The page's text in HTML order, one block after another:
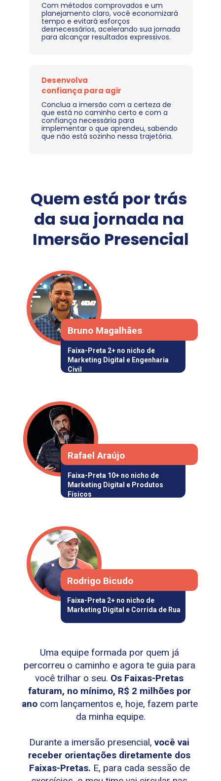
Desenvolva
confiança para agir
Conclua a imersão com a certeza de
que está no caminho certo e com a
confiança necessária para
implementar o que aprendeu, sabendo
que não está sozinho nessa trajetória.
Com métodos comprovados e um
planejamento claro, você economizará
tempo e evitará esforços
desnecessários, acelerando sua jornada
para alcançar resultados expressivos.
Quem está por trás
da sua jornada na
Imersão Presencial
Rodrigo Bicudo
Bruno Magalhães
Rafael Araújo
Faixa-Preta 2+ no nicho de
Marketing Digital e Corrida de Rua
Faixa-Preta 2+ no nicho de
Marketing Digital e Engenharia
Civil
Faixa-Preta 10+
no nicho de
Marketing Digital e Produtos
Físicos
Uma equipe formada por quem já
percorreu o caminho e agora te guia para
você trilhar o seu. Os Faixas-Pretas
faturam, no mínimo, R$ 2 milhões por
ano com lançamentos e, hoje, fazem parte
da minha equipe.
Durante a imersão presencial, você vai
receber orientações diretamente dos
Faixas-Pretas. E, para cada sessão de